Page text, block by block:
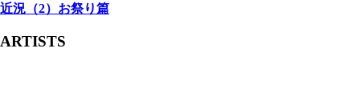
近況（2）お祭り篇
ARTISTS